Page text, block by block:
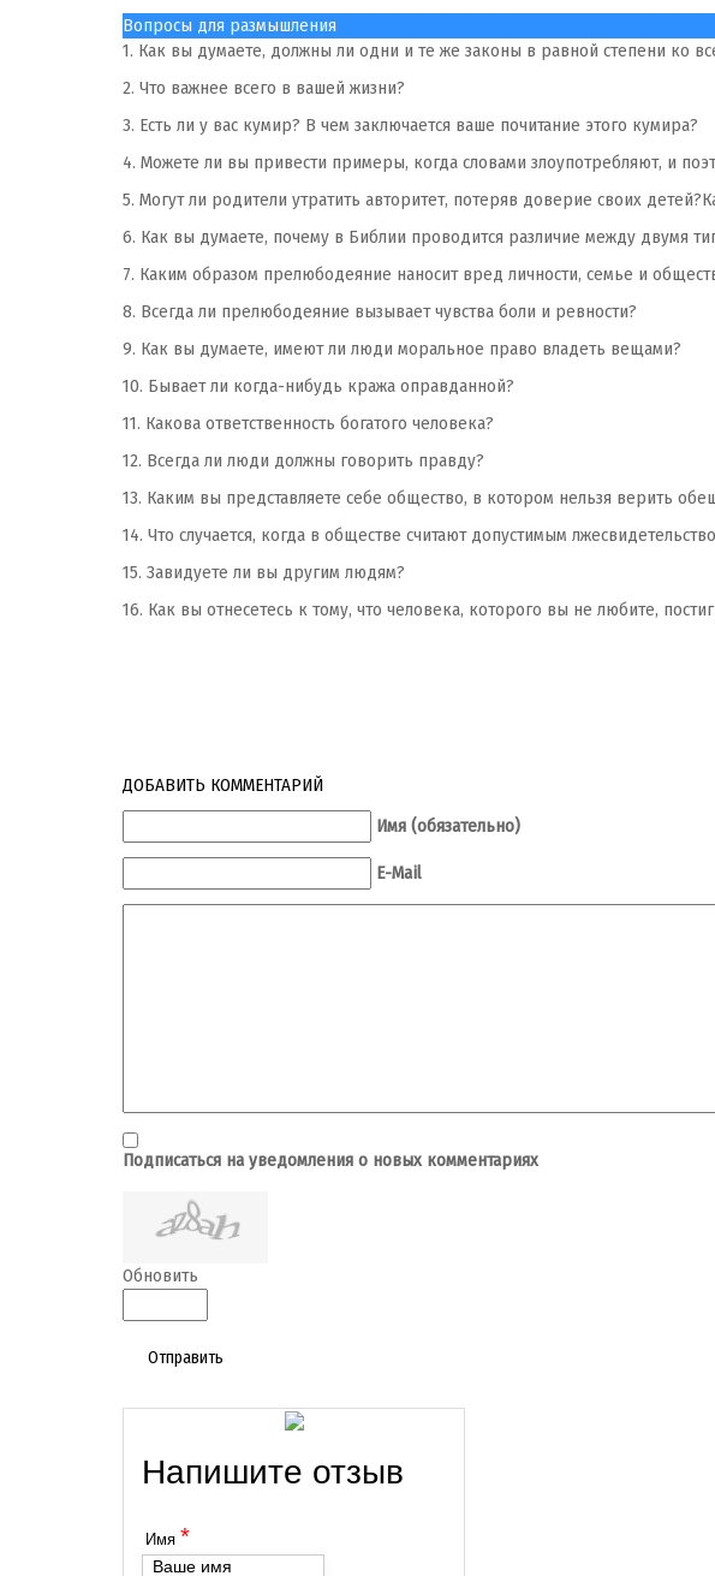
Вопросы для размышления
1. Как вы думаете, должны ли одни и те же законы в равной степени ко
2. Что важнее всего в вашей жизни?
3. Есть ли у вас кумир? В чем заключается ваше почитание этого кумира?
4. Можете ли вы привести примеры, когда словами злоупотребляют, и
5. Могут ли родители утратить авторитет, потеряв доверие своих
6. Как вы думаете, почему в Библии проводится различие между двумя
7. Каким образом прелюбодеяние наносит вред личности, семье и
8. Всегда ли прелюбодеяние вызывает чувства боли и ревности?
9. Как вы думаете, имеют ли люди моральное право владеть вещами?
10. Бывает ли когда-нибудь кража оправданной?
11. Какова ответственность богатого человека?
12. Всегда ли люди должны говорить правду?
13. Каким вы представляете себе общество, в котором нельзя верить
14. Что случается, когда в обществе считают допустимым
15. Завидуете ли вы другим людям?
16. Как вы отнесетесь к тому, что человека, которого вы не любите,
ДОБАВИТЬ КОММЕНТАРИЙ
Имя (обязательно)
E-Mail
Подписаться на уведомления о новых комментариях
Обновить
Отправить
Напишите отзыв
Имя *
Ваше имя